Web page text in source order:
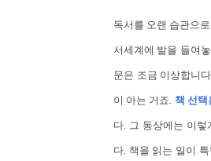
독서를 오랜 습관으
서세계에 발을 들여
문은 조금 이상합니
이 아는 거죠. 책 선택
다. 그 동상에는 이렇
다. 책을 읽는 일이